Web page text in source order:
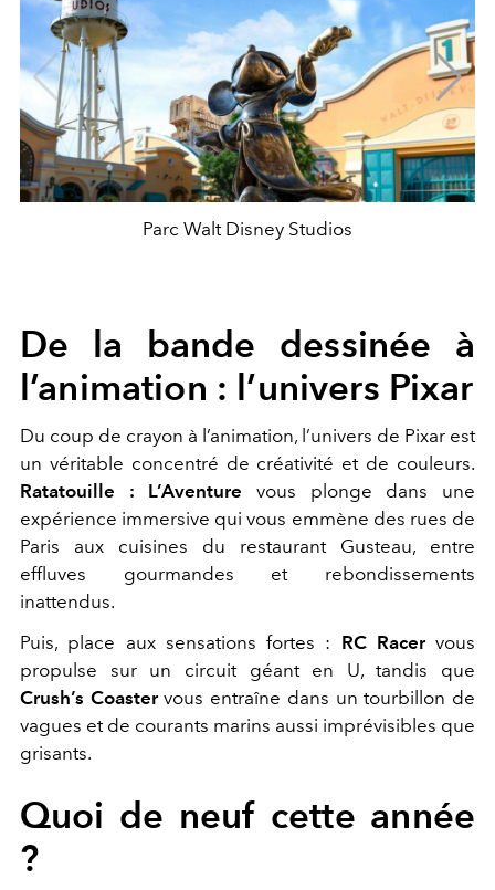
Parc Walt Disney Studios
De la bande dessinée à
l’animation : l’univers Pixar
Du coup de crayon à l’animation, l’univers de Pixar est
un véritable concentré de créativité et de couleurs.
Ratatouille : L’Aventure vous plonge dans une
expérience immersive qui vous emmène des rues de
Paris aux cuisines du restaurant Gusteau, entre
effluves gourmandes et rebondissements
inattendus.
Puis, place aux sensations fortes : RC Racervous
propulse sur un circuit géant en U, tandis que
Crush’s Coastervous entraîne dans un tourbillon de
vagues et de courants marins aussi imprévisibles que
grisants.
Quoi de neuf cette année
?